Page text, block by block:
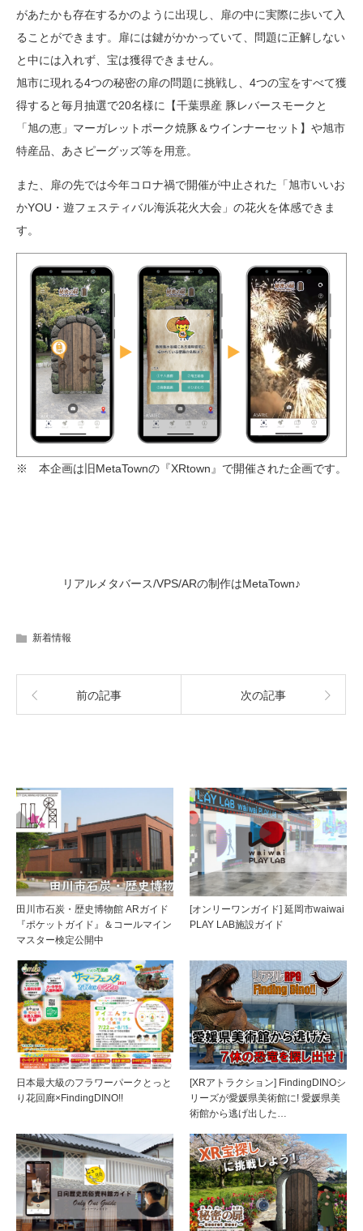
があたかも存在するかのように出現し、扉の中に実際に歩いて入
ることができます。扉には鍵がかかっていて、問題に正解しない
と中には入れず、宝は獲得できません。
旭市に現れる4つの秘密の扉の問題に挑戦し、4つの宝をすべて獲
得すると毎月抽選で20名様に【千葉県産 豚レバースモークと
「旭の恵」マーガレットポーク焼豚＆ウインナーセット】や旭市
特産品、あさピーグッズ等を用意。
また、扉の先では今年コロナ禍で開催が中止された「旭市いいお
かYOU・遊フェスティバル海浜花火大会」の花火を体感できま
す。
※ 本企画は旧MetaTownの『XRtown』で開催された企画です。
リアルメタバース/VPS/ARの制作はMetaTown♪
新着情報
前の記事 次の記事
田川市石炭・歴史博物館 ARガイド
『ポケットガイド』＆コールマイン
マスター検定公開中
[オンリーワンガイド] 延岡市waiwai
PLAY LAB施設ガイド
日本最大級のフラワーパークとっと
り花回廊×FindingDINO!!
[XRアトラクション] FindingDINOシ
リーズが愛媛県美術館に! 愛媛県美
術館から逃げ出した…